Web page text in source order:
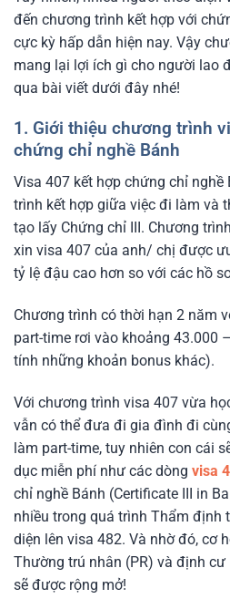
đến chương trình kết hợp với
cực kỳ hấp dẫn hiện nay. Vậy
mang lại lợi ích gì cho người lao
qua bài viết dưới đây nhé!
1. Giới thiệu chương trình
chứng chỉ nghề Bánh
Visa 407 kết hợp chứng chỉ nghề
trình kết hợp giữa việc đi làm và
tạo lấy Chứng chỉ III. Chương
xin visa 407 của anh/ chị được
tỷ lệ đậu cao hơn so với các hồ
Chương trình có thời hạn 2 năm
part-time rơi vào khoảng 43.000
tính những khoản bonus khác).
Với chương trình visa 407 vừa
vẫn có thể đưa đi gia đình đi
làm part-time, tuy nhiên con cái
dục miễn phí như các dòng visa
chỉ nghề Bánh (Certificate III in
nhiều trong quá trình Thẩm định
diện lên visa 482. Và nhờ đó, cơ
Thường trú nhân (PR) và định
sẽ được rộng mở!